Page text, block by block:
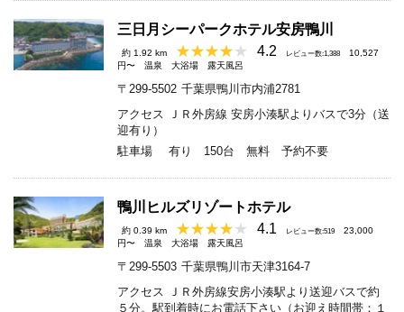
三日月シーパークホテル安房鴨川
約 1.92 km 4.2 レビュー数:1,388
10,527
円〜
温泉 大浴場 露天風呂
〒299-5502 千葉県鴨川市内浦2781
アクセス
ＪＲ外房線 安房小湊駅よりバスで3分（送
迎有り）
駐車場
有り 150台 無料 予約不要
鴨川ヒルズリゾートホテル
約 0.39 km 4.1 レビュー数:519
23,000
円〜
温泉 大浴場 露天風呂
〒299-5503 千葉県鴨川市天津3164-7
アクセス
ＪＲ外房線安房小湊駅より送迎バスで約
５分。駅到着時にお電話下さい（お迎え時間帯：１